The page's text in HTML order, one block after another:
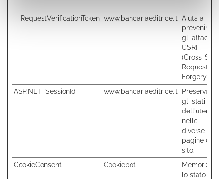
__RequestVerificationToken www.bancariaeditrice.it Aiuta a
prevenire
gli attacchi
CSRF
(Cross-Site
Request
Forgery).
ASP.NET_SessionId
www.bancariaeditrice.it
Preserva
gli stati
dell'utente
nelle
diverse
pagine del
sito.
CookieConsent
Cookiebot
Memorizza
lo stato del